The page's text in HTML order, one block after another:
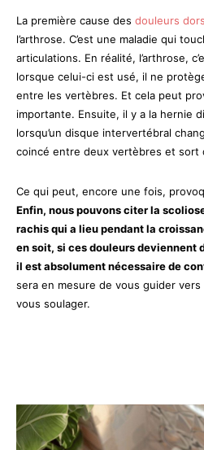
La première cause des douleurs
l’arthrose. C’est une maladie qui
articulations. En réalité, l’arthrose,
lorsque celui-ci est usé, il ne
entre les vertèbres. Et cela peut
importante. Ensuite, il y a la hernie
lorsqu’un disque intervertébral
coincé entre deux vertèbres et sort
Ce qui peut, encore une fois,
Enfin, nous pouvons citer la
rachis qui a lieu pendant la
en soit, si ces douleurs
il est absolument nécessaire de
sera en mesure de vous guider
vous soulager.